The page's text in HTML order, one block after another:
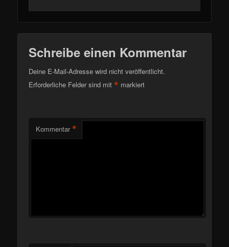
Schreibe einen Kommentar
Deine E-Mail-Adresse wird nicht veröffentlicht.
Erforderliche Felder sind mit* markiert
Kommentar *